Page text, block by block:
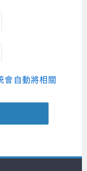
會自動將相關